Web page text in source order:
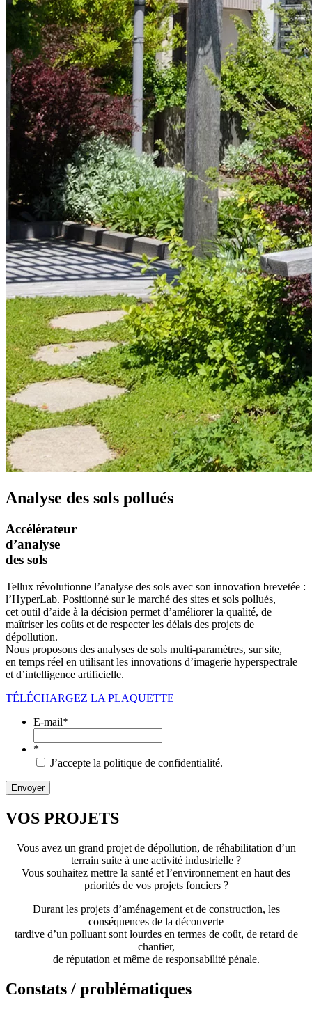
Analyse des sols pollués
Accélérateur
d’analyse
des sols
Tellux révolutionne l’analyse des sols avec son innovation brevetée :
l’HyperLab. Positionné sur le marché des sites et sols pollués,
cet outil d’aide à la décision permet d’améliorer la qualité, de
maîtriser les coûts et de respecter les délais des projets de
dépollution.
Nous proposons des analyses de sols multi-paramètres, sur site,
en temps réel en utilisant les innovations d’imagerie hyperspectrale
et d’intelligence artificielle.
TÉLÉCHARGEZ LA PLAQUETTE
E-mail*
*
J’accepte la politique de confidentialité.
VOS PROJETS
Vous avez un grand projet de dépollution, de réhabilitation d’un
terrain suite à une activité industrielle ?
Vous souhaitez mettre la santé et l’environnement en haut des
priorités de vos projets fonciers ?
Durant les projets d’aménagement et de construction, les
conséquences de la découverte
tardive d’un polluant sont lourdes en termes de coût, de retard de
chantier,
de réputation et même de responsabilité pénale.
Constats / problématiques